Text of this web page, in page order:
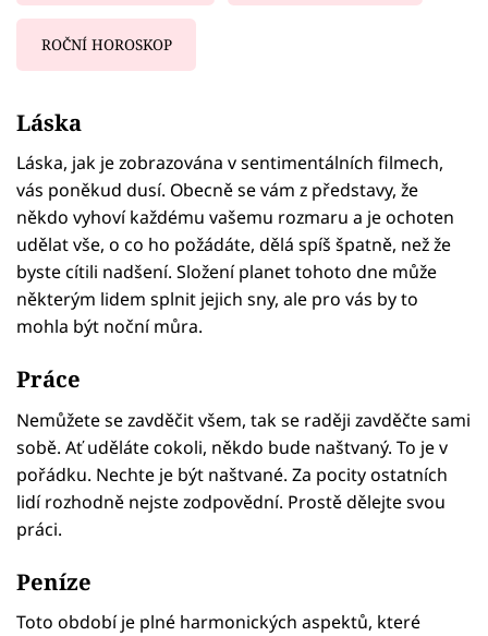
ROČNÍ HOROSKOP
Láska
Láska, jak je zobrazována v sentimentálních filmech,
vás poněkud dusí. Obecně se vám z představy, že
někdo vyhoví každému vašemu rozmaru a je ochoten
udělat vše, o co ho požádáte, dělá spíš špatně, než že
byste cítili nadšení. Složení planet tohoto dne může
některým lidem splnit jejich sny, ale pro vás by to
mohla být noční můra.
Práce
Nemůžete se zavděčit všem, tak se raději zavděčte sami
sobě. Ať uděláte cokoli, někdo bude naštvaný. To je v
pořádku. Nechte je být naštvané. Za pocity ostatních
lidí rozhodně nejste zodpovědní. Prostě dělejte svou
práci.
Peníze
Toto období je plné harmonických aspektů, které